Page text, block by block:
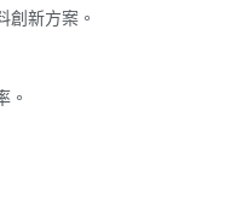
創新方案。
。